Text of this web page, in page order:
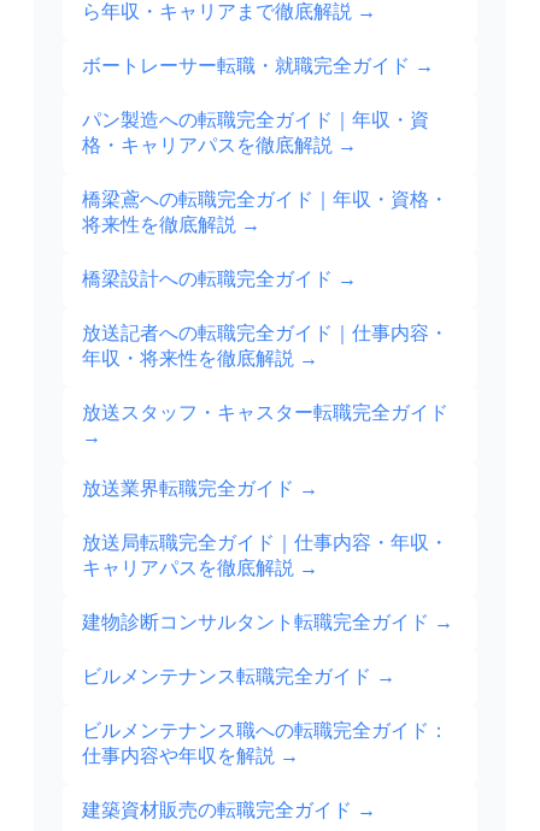
ら年収・キャリアまで徹底解説 →
ボートレーサー転職・就職完全ガイド →
パン製造への転職完全ガイド｜年収・資
格・キャリアパスを徹底解説 →
橋梁鳶への転職完全ガイド｜年収・資格・
将来性を徹底解説 →
橋梁設計への転職完全ガイド →
放送記者への転職完全ガイド｜仕事内容・
年収・将来性を徹底解説 →
放送スタッフ・キャスター転職完全ガイド
→
放送業界転職完全ガイド →
放送局転職完全ガイド｜仕事内容・年収・
キャリアパスを徹底解説 →
建物診断コンサルタント転職完全ガイド →
ビルメンテナンス転職完全ガイド →
ビルメンテナンス職への転職完全ガイド：
仕事内容や年収を解説 →
建築資材販売の転職完全ガイド →